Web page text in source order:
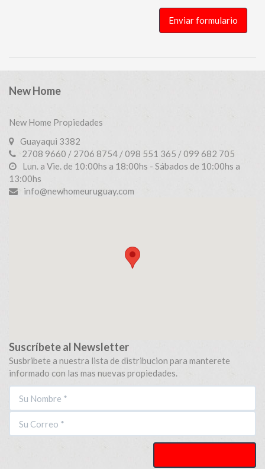
Enviar formulario
New Home
New Home Propiedades
Guayaqui 3382
2708 9660 / 2706 8754 / 098 551 365 / 099 682 705
Lun. a Vie. de 10:00hs a 18:00hs - Sábados de 10:00hs a
13:00hs
info@newhomeuruguay.com
Suscríbete al Newsletter
Susbribete a nuestra lista de distribucion para manterete
informado con las mas nuevas propiedades.